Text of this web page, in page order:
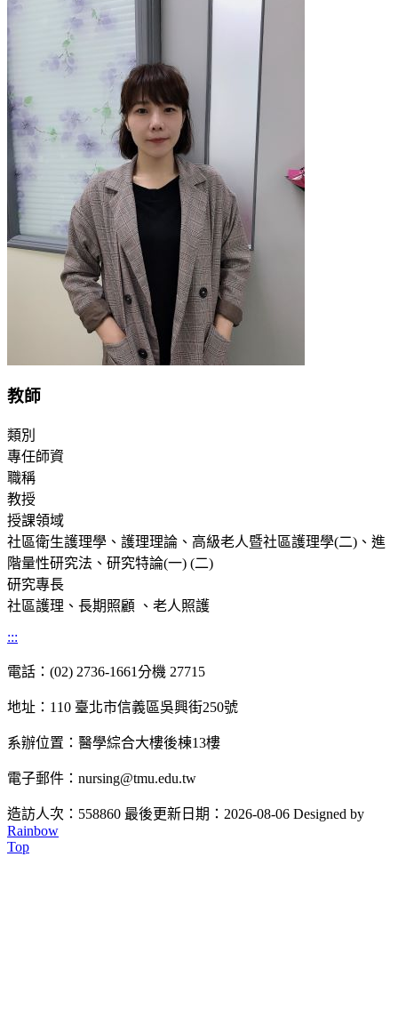
教師
類別
專任師資
職稱
教授
授課領域
社區衛生護理學、護理理論、高級老人暨社區護理學(二)、進
階量性研究法、研究特論(一) (二)
研究專長
社區護理、長期照顧 、老人照護
:::
電話：(02) 2736-1661分機 27715
地址：110 臺北市信義區吳興街250號
系辦位置：醫學綜合大樓後棟13樓
電子郵件：nursing@tmu.edu.tw
造訪人次：558860 最後更新日期：2026-08-06 Designed by
Rainbow
Top